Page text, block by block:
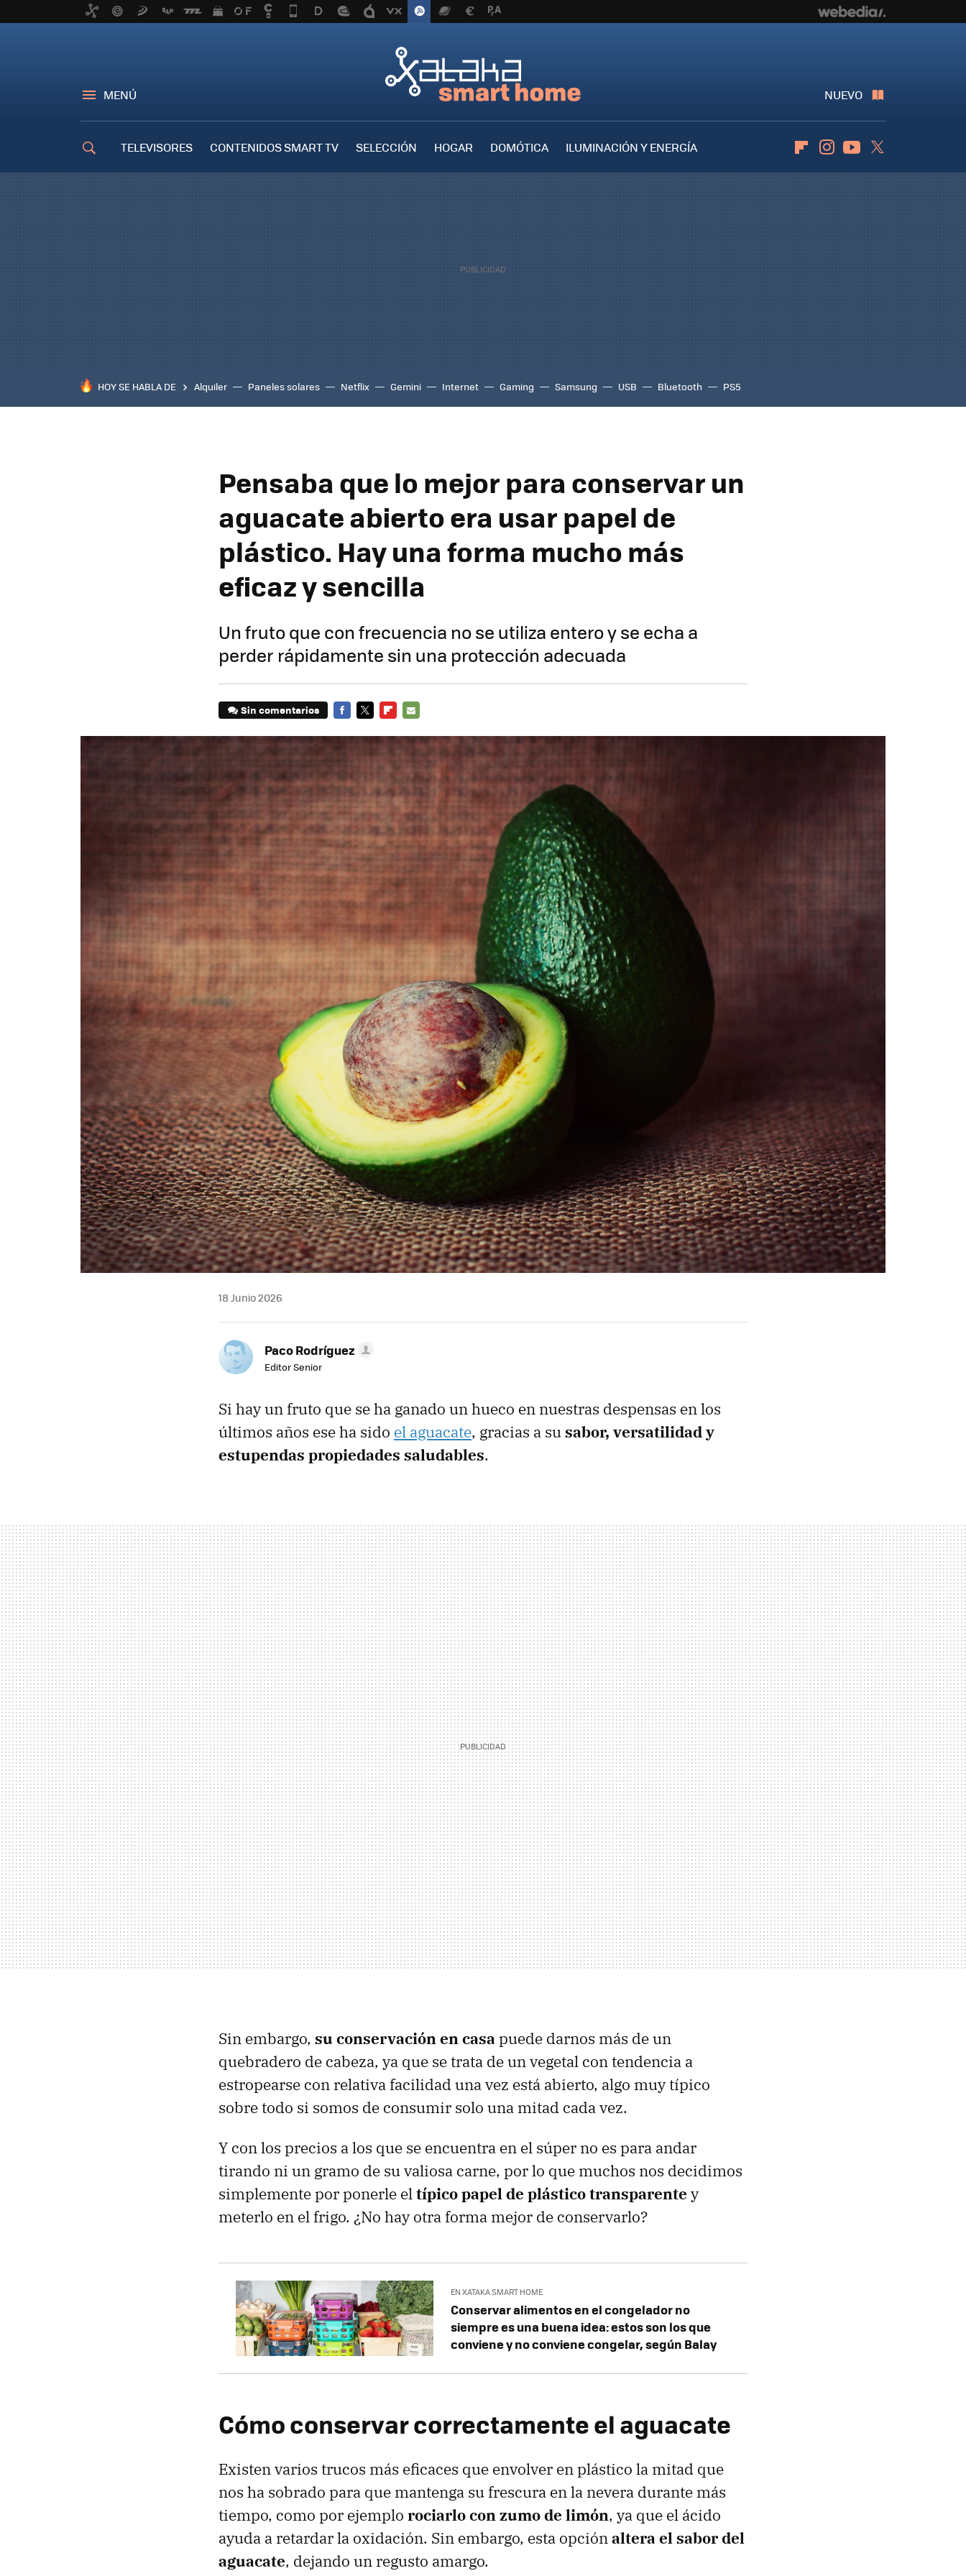
MENÚ NUEVO
TELEVISORES CONTENIDOS SMART TV SELECCIÓN HOGAR DOMÓTICA
ILUMINACIÓN Y ENERGÍA
FlipboardInstagramYoutube
HOY SE HABLA DE Alquiler Paneles solares Netflix Gemini Internet Gaming Samsung USB Bluetooth PS5
Pensaba que lo mejor para conservar un
aguacate abierto era usar papel de
plástico. Hay una forma mucho más
eficaz y sencilla
Un fruto que con frecuencia no se utiliza entero y se echa a
perder rápidamente sin una protección adecuada
Sin comentarios
MAIL
18 Junio 2026
Paco Rodríguez
Editor Senior
Si hay un fruto que se ha ganado un hueco en nuestras despensas en los
últimos años ese ha sido el aguacate, gracias a susabor, versatilidad y
estupendas propiedades saludables.
Sin embargo, su conservación en casa puede darnos más de un
quebradero de cabeza, ya que se trata de un vegetal con tendencia a
estropearse con relativa facilidad una vez está abierto, algo muy típico
sobre todo si somos de consumir solo una mitad cada vez.
Y con los precios a los que se encuentra en el súper no es para andar
tirando ni un gramo de su valiosa carne, por lo que muchos nos decidimos
simplemente por ponerle eltípico papel de plástico transparente y
meterlo en el frigo. ¿No hay otra forma mejor de conservarlo?
EN XATAKA SMART HOME
Conservar alimentos en el congelador no
siempre es una buena idea: estos son los que
conviene y no conviene congelar, según Balay
Cómo conservar correctamente el aguacate
Existen varios trucos más eficaces que envolver en plástico la mitad que
nos ha sobrado para que mantenga su frescura en la nevera durante más
tiempo, como por ejemplo rociarlo con zumo de limón, ya que el ácido
ayuda a retardar la oxidación. Sin embargo, esta opciónaltera el sabor del
aguacate, dejando un regusto amargo.